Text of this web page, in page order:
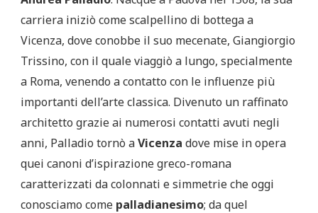
carriera iniziò come scalpellino di bottega a
Vicenza, dove conobbe il suo mecenate, Giangiorgio
Trissino, con il quale viaggiò a lungo, specialmente
a Roma, venendo a contatto con le influenze più
importanti dell’arte classica. Divenuto un raffinato
architetto grazie ai numerosi contatti avuti negli
anni, Palladio tornò aVicenza dove mise in opera
quei canoni d’ispirazione greco-romana
caratterizzati da colonnati e simmetrie che oggi
conosciamo come palladianesimo; da quel